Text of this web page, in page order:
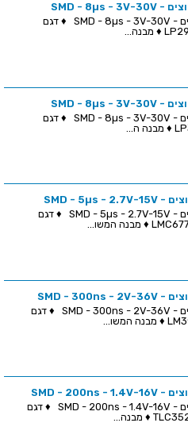
משווה - 4 ערוצים - SMD - 8µs - 3V-30V ♦ דגם
משווה - 4 ערוצים - SMD - 8µs - 3V-30V ♦ דגם
משווה - 2 ערוצים - SMD - 5µs - 2.7V-15V ♦ דגם
משווה - 2 ערוצים - SMD - 300ns - 2V-36V ♦ דגם
משווה - 2 ערוצים - SMD - 200ns - 1.4V-16V ♦ דגם